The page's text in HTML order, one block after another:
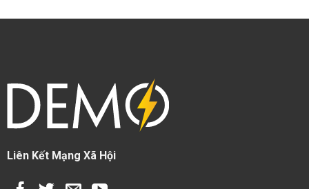
Liên Kết Mạng Xã Hội